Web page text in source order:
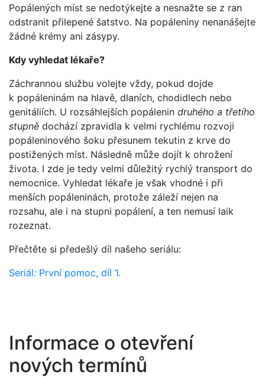
Popálených míst se nedotýkejte a nesnažte se z ran
odstranit přilepené šatstvo. Na popáleniny nenanášejte
žádné krémy ani zásypy.
Kdy vyhledat lékaře?
Záchrannou službu volejte vždy, pokud dojde
k popáleninám na hlavě, dlaních, chodidlech nebo
genitáliích. U rozsáhlejších popálenin druhého a třetího
stupně dochází zpravidla k velmi rychlému rozvoji
popáleninového šoku přesunem tekutin z krve do
postižených míst. Následně může dojít k ohrožení
života. I zde je tedy velmi důležitý rychlý transport do
nemocnice. Vyhledat lékaře je však vhodné i při
menších popáleninách, protože záleží nejen na
rozsahu, ale i na stupni popálení, a ten nemusí laik
rozeznat.
Přečtěte si předešlý díl našeho seriálu:
Seriál: První pomoc, díl 1.
Informace o otevření
nových termínů